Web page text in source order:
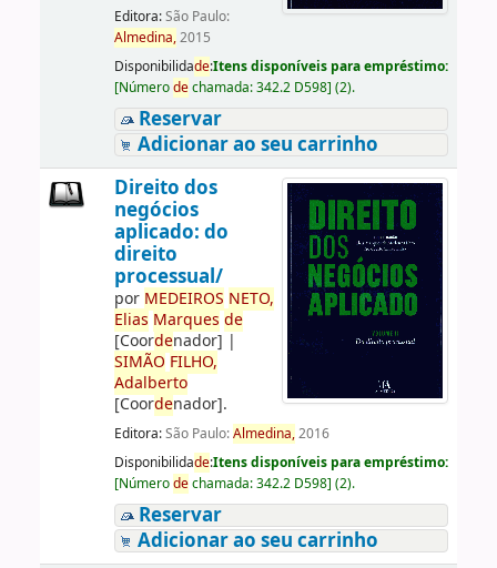
Editora:São Paulo:
Almedina,2015
Disponibilidade:Itens disponíveis para empréstimo:
[Númerodechamada:342.2 D598] (2).
Reservar
Adicionar ao seu carrinho
Direito dos
negócios
aplicado: do
direito
processual/
por MEDEIROS NETO,
Elias Marques de
[Coordenador] |
SIMÃO FILHO,
Adalberto
[Coordenador].
Editora:São Paulo:Almedina,2016
Disponibilidade:Itens disponíveis para empréstimo:
[Númerodechamada:342.2 D598] (2).
Reservar
Adicionar ao seu carrinho